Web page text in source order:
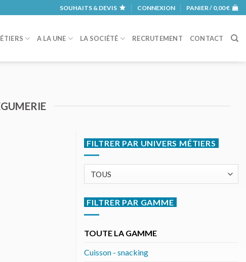
SOUHAITS & DEVIS CONNEXION PANIER / 0,00€
A LA UNE LA SOCIÉTÉ RECRUTEMENT CONTACT
FILTRER PAR UNIVERS MÉTIERS
FILTRER PAR GAMME
TOUTE LA GAMME
Cuisson - snacking